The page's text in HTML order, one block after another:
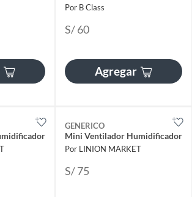
Por B Class
S/ 60
Agregar
GENERICO
Mini Ventilador Humidificador
Por LINION MARKET
S/ 75